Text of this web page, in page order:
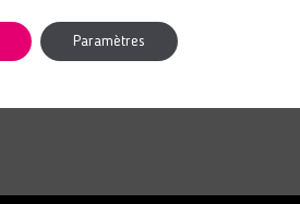
Paramètres